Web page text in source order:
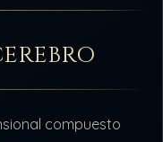
compuesto